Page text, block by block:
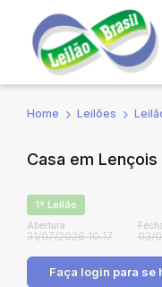
Busca por palavra-
Home Leilões
Casa em Lençois
1ª Leilão
Abertura
31/07/2026 10:17 03/
Faça login para se